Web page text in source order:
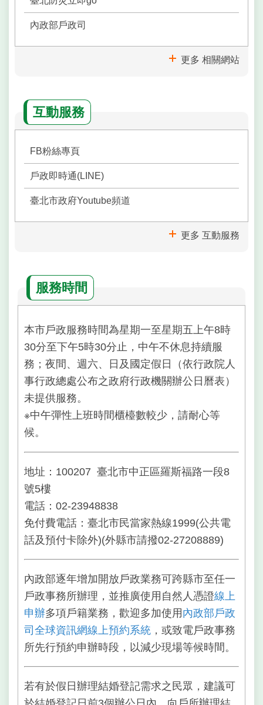
內政部戶政司
更多 相關網站
互動服務
FB粉絲專頁
戶政即時通(LINE)
臺北市政府Youtube頻道
更多 互動服務
服務時間
本市戶政服務時間為星期一至星期五上午8時
30分至下午5時30分止，中午不休息持續服
務；夜間、週六、日及國定假日（依行政院人
事行政總處公布之政府行政機關辦公日曆表）
未提供服務。
※中午彈性上班時間櫃檯數較少，請耐心等
候。
地址：100207 臺北市中正區羅斯福路一段8
號5樓
電話：02-23948838
免付費電話：臺北市民當家熱線1999(公共電
話及預付卡除外)(外縣市請撥02-27208889)
內政部逐年增加開放戶政業務可跨縣市至任一
戶政事務所辦理，並推廣使用自然人憑證線上
申辦多項戶籍業務，歡迎多加使用 內政部戶政
司全球資訊網線上預約系統 ，或致電戶政事務
所先行預約申辦時段，以減少現場等候時間。
若有於假日辦理結婚登記需求之民眾，建議可